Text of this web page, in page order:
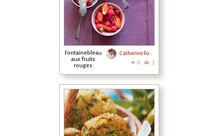
Fontainebleau
aux fruits
rouges
Catherine Fontaine
0 3